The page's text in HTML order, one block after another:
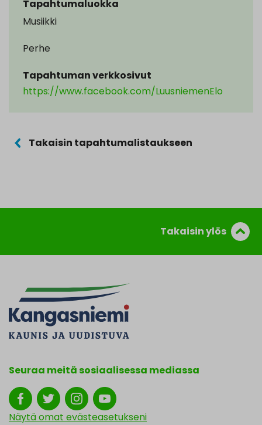
Tapahtumaluokka
Musiikki
Perhe
Tapahtuman verkkosivut
https://www.facebook.com/LuusniemenElo
Takaisin tapahtumalistaukseen
Takaisin ylös
Seuraa meitä sosiaalisessa mediassa
Näytä omat evästeasetukseni